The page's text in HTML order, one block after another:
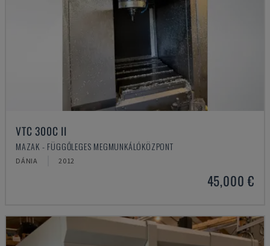
VTC 300C II
MAZAK - FÜGGŐLEGES MEGMUNKÁLÓKÖZPONT
DÁNIA 2012
45,000 €